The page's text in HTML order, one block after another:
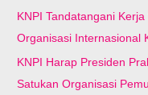
u
k
:
KNPI Tandatangani
Organisasi Internasional
KNPI Harap Presiden
Satukan Organisasi